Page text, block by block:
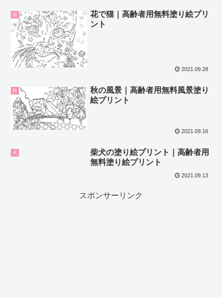
猫
花で猫｜高齢者用無料塗り絵プリ
ント
2021.09.28
秋
秋の風景｜高齢者用無料風景塗り
絵プリント
2021.09.16
犬
柴犬の塗り絵プリント｜高齢者用
無料塗り絵プリント
2021.09.13
スポンサーリンク